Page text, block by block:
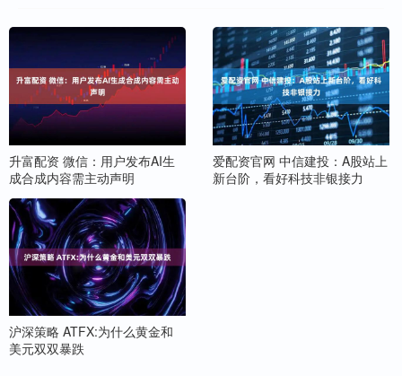
升富配资 微信：用户发布AI生
成合成内容需主动声明
爱配资官网 中信建投：A股站上
新台阶，看好科技非银接力
沪深策略 ATFX:为什么黄金和
美元双双暴跌